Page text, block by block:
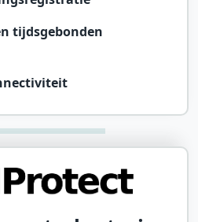
tijdsgebonden